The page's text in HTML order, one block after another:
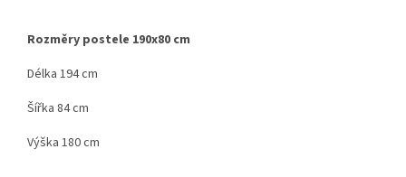
Rozměry postele 190x80 cm
Délka 194 cm
Šířka 84 cm
Výška 180 cm